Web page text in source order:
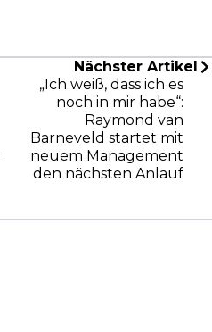
Nächster Artikel
„Ich weiß, dass ich es
noch in mir habe“:
Raymond van
Barneveld startet mit
neuem Management
den nächsten Anlauf